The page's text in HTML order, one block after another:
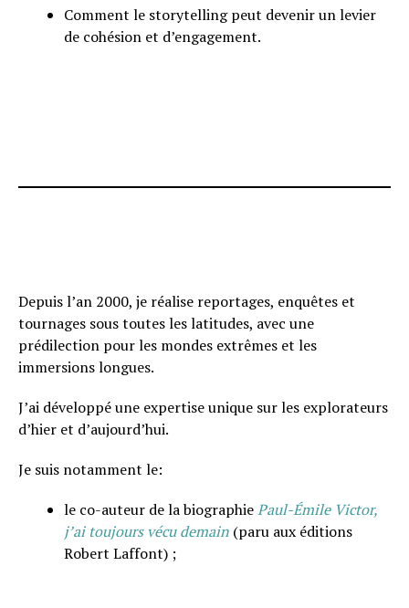
Comment le storytelling peut devenir un levier
de cohésion et d’engagement.
Depuis l’an 2000, je réalise reportages, enquêtes et
tournages sous toutes les latitudes, avec une
prédilection pour les mondes extrêmes et les
immersions longues.
J’ai développé une expertise unique sur les explorateurs
d’hier et d’aujourd’hui.
Je suis notamment le:
le co-auteur de la biographiePaul-Émile Victor,
j’ai toujours vécu demain (paru aux éditions
Robert Laffont) ;